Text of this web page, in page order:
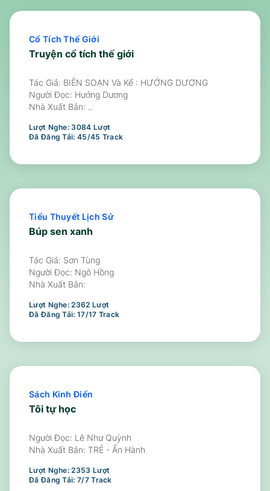
Cổ Tích Thế Giới
Truyện cổ tích thế giới
Tác Giả: BIÊN SOẠN Và Kể : HƯỚNG DƯƠNG
Người Đọc: Hướng Dương
Nhà Xuất Bản: ..
Lượt Nghe:3084 Lượt
Đã Đăng Tải:45/45 Track
Tiểu Thuyết Lịch Sử
Búp sen xanh
Tác Giả: Sơn Tùng
Người Đọc: Ngô Hồng
Nhà Xuất Bản:
Lượt Nghe:2362 Lượt
Đã Đăng Tải:17/17 Track
Sách Kinh Điển
Tôi tự học
Người Đọc: Lê Như Quỳnh
Nhà Xuất Bản: TRẺ - Ấn Hành
Lượt Nghe:2353 Lượt
Đã Đăng Tải:7/7Track